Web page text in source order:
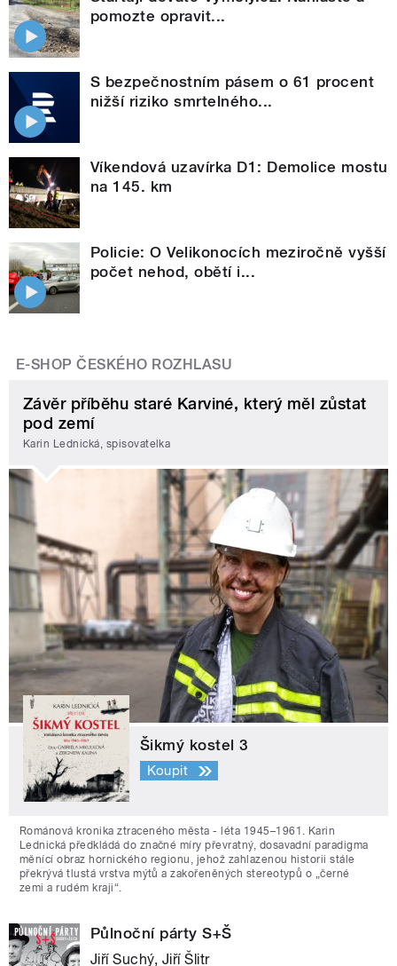
pomozte opravit...
S bezpečnostním pásem o 61 procent
nižší riziko smrtelného...
Víkendová uzavírka D1: Demolice mostu
na 145. km
Policie: O Velikonocích meziročně vyšší
počet nehod, obětí i...
E-SHOP ČESKÉHO ROZHLASU
Závěr příběhu staré Karviné, který měl zůstat
pod zemí
Karin Lednická, spisovatelka
Šikmý kostel 3
Koupit
Románová kronika ztraceného města - léta 1945–1961. Karin
Lednická předkládá do značné míry převratný, dosavadní paradigma
měnící obraz hornického regionu, jehož zahlazenou historii stále
překrývá tlustá vrstva mýtů a zakořeněných stereotypů o „černé
zemi a rudém kraji“.
Půlnoční párty S+Š
Jiří Suchý, Jiří Šlitr